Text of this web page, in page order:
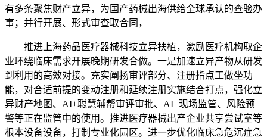
有多条聚焦财产立异，为国产药械出海供给全球承认的查验办
事；并行开展、形式审查取合同，
推进上海药品医疗器械科技立异扶植，激励医疗机构取企
业环绕临床需求开展晚期研发合做。一是加速立异产物从研发
到利用的高效对接。充实阐扬审评部分、注册指点工做坐功
能，对合适前提的变动注册和延续注册实施结合打点，强化立
异财产地图、AI+聪慧辅帮审评审批、AI+现场监管、风险预
警等正在监管中的使用。推进医疗器械出产企业共享尝试室等
根本设备设备，打制专业化园区。进一步优化临床急危沉症急